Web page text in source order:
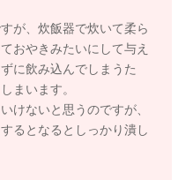
が、炊飯器で炊いて柔ら
おやきみたいにして与え
に飲み込んでしまうた
まいます。
けないと思うのですが、
るとなるとしっかり潰し